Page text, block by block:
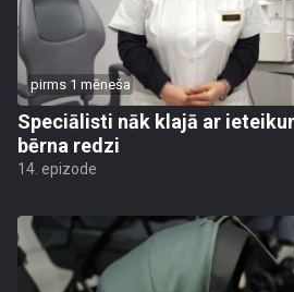
pirms 1 mēneša
Speciālisti nāk klajā ar
bērna redzi
14. epizode